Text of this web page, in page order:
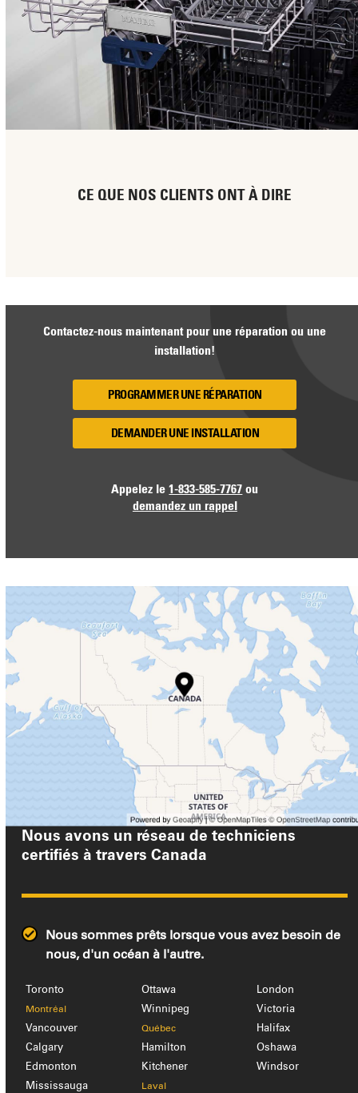
CE QUE NOS CLIENTS ONT À DIRE
Contactez-nous maintenant pour une réparation ou une
installation!
PROGRAMMER UNE RÉPARATION
DEMANDER UNE INSTALLATION
Appelez le1-833-585-7767 ou
demandez un rappel
Nous avons un réseau de techniciens
certifiés à traversCanada
Nous sommes prêts lorsque vous avez besoin de
nous, d'un océan à l'autre.
Toronto
Montréal
Vancouver
Calgary
Edmonton
Mississauga
Ottawa
Winnipeg
Québec
Hamilton
Kitchener
Laval
London
Victoria
Halifax
Oshawa
Windsor